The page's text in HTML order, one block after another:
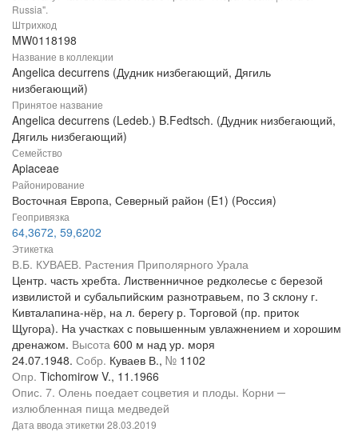
Russia".
Штрихкод
MW0118198
Название в коллекции
Angelica decurrens (Дудник низбегающий, Дягиль
низбегающий)
Принятое название
Angelica decurrens (Ledeb.) B.Fedtsch. (Дудник низбегающий,
Дягиль низбегающий)
Семейство
Apiaceae
Районирование
Восточная Европа, Северный район (E1) (Россия)
Геопривязка
64,3672, 59,6202
Этикетка
В.Б. КУВАЕВ. Растения Приполярного Урала
Центр. часть хребта. Лиственничное редколесье с березой
извилистой и субальпийским разнотравьем, по З склону г.
Кивталапина-нёр, на л. берегу р. Торговой (пр. приток
Щугора). На участках с повышенным увлажнением и хорошим
дренажом. Высота 600 м над ур. моря
24.07.1948. Собр. Куваев В., № 1102
Опр. Tichomirow V., 11.1966
Опис. 7. Олень поедает соцветия и плоды. Корни ─
излюбленная пища медведей
Дата ввода этикетки 28.03.2019